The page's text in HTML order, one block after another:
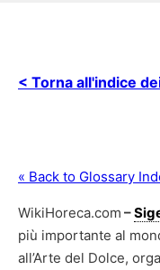
< Torna all'indice
« Back to Glossary
WikiHoreca.com –
più importante al
all’Arte del Dolce,